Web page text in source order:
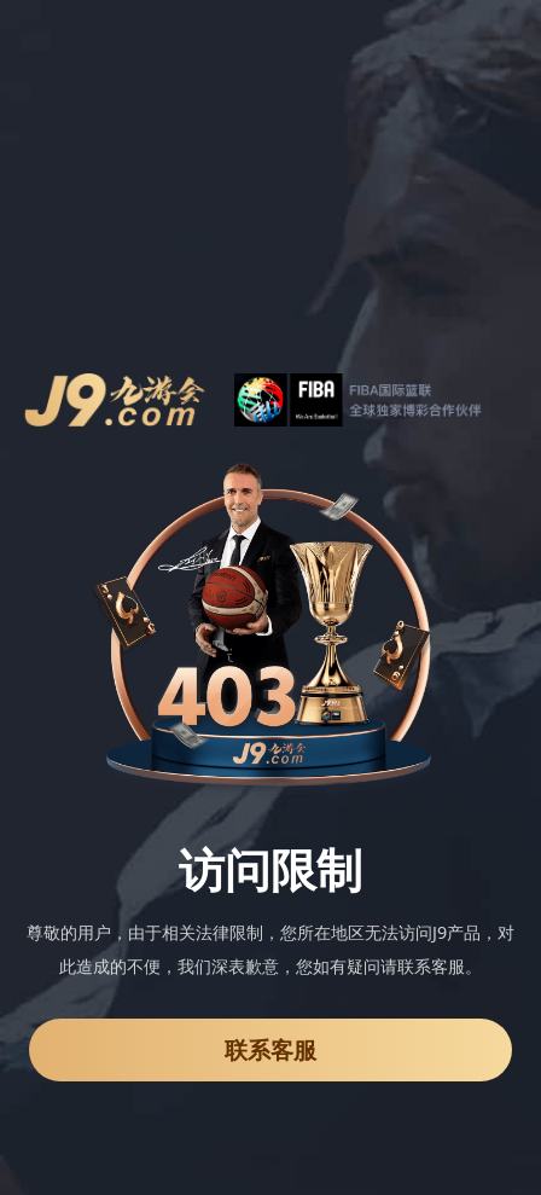
访问限制
尊敬的用户，由于相关法律限制，您所在地区无法访问J9产品，对
此造成的不便，我们深表歉意，您如有疑问请联系客服。
联系客服